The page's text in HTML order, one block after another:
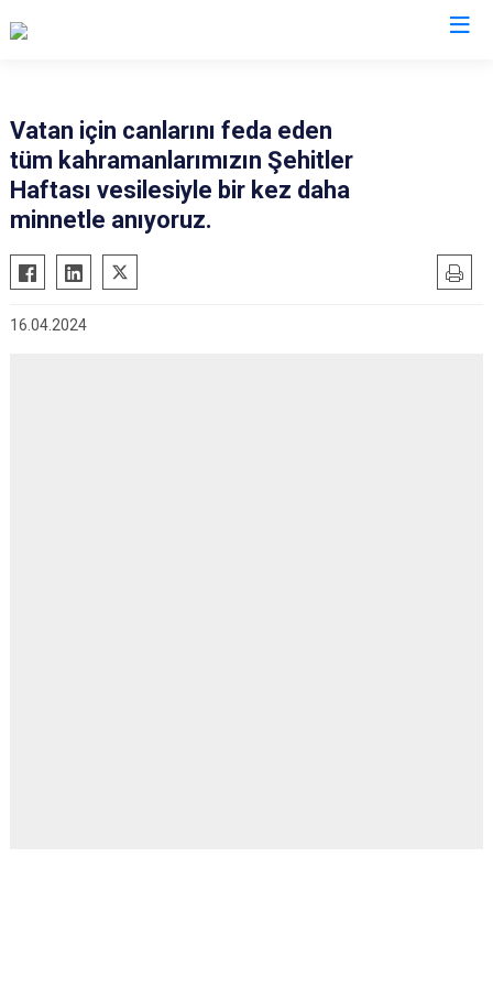
Akyaka
Arpaçay
Kağızman
Vatan için canlarını feda eden
tüm kahramanlarımızın Şehitler
Haftası vesilesiyle bir kez daha
minnetle anıyoruz.
16.04.2024